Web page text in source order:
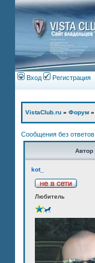
Вход Регистрация
VistaClub.ru » Форум »
Сообщения без ответов
Автор
kot_
Любитель